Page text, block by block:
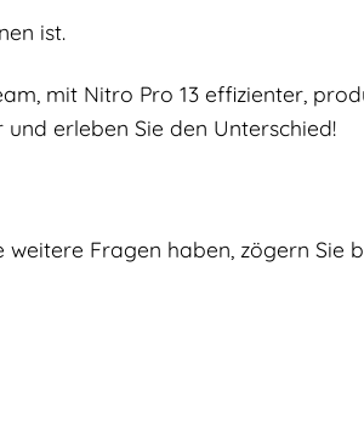
ist.
mit Nitro Pro 13 effizienter,
erleben Sie den Unterschied!
Fragen haben, zögern Sie